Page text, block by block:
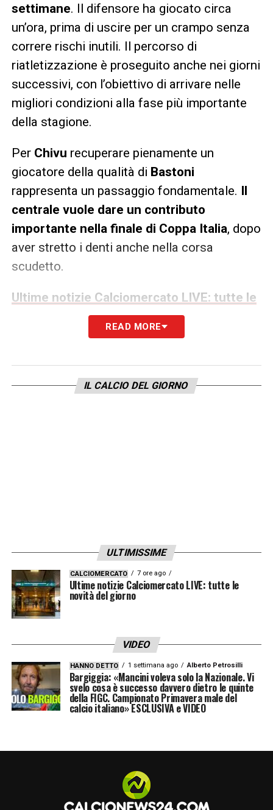
settimane. Il difensore ha giocato circa
un’ora, prima di uscire per un crampo senza
correre rischi inutili. Il percorso di
riatletizzazione è proseguito anche nei giorni
successivi, con l’obiettivo di arrivare nelle
migliori condizioni alla fase più importante
della stagione.
Per Chivu recuperare pienamente un
giocatore della qualità di Bastoni
rappresenta un passaggio fondamentale. Il
centrale vuole dare un contributo
importante nella finale di Coppa Italia, dopo
aver stretto i denti anche nella corsa
scudetto.
Ultime notizie Calciomercato LIVE: tutte le
novità del giorno
nerazzurri pesa più del mercato
L’interesse del Barcellona resta
Il club di viale della Liberazione, dal canto
suo, non ha mai dato segnali di apertura a
una cessione.Piero Ausilio
nerazzurro,
non intende vendere il difensore
tantomeno privarsene a condizioni favorevoli
per altri club.
Bastoni Inter, il Barcellona ora
In Spagna si aspettavano forse una
trattativa più semplice, ma la posizione
ferma dell’Inter avrebbe spiazzato il
READ MORE
IL CALCIO DEL GIORNO
ULTIMISSIME
CALCIOMERCATO 7 ore ago
Ultime notizie Calciomercato LIVE: tutte le
novità del giorno
VIDEO
HANNO DETTO 1 settimana ago Alberto Petrosilli
Bargiggia: «Mancini voleva solo la Nazionale. Vi
svelo cosa è successo davvero dietro le quinte
della FIGC. Campionato Primavera male del
calcio italiano» ESCLUSIVA e VIDEO